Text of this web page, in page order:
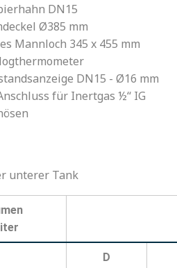
DN15
Ø385 mm
Mannloch 345 x 455 mm
DN15 - Ø16 mm
für Inertgas ½‘‘ IG
unterer Tank
D